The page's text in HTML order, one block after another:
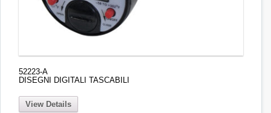
52223-A
DISEGNI DIGITALI TASCABILI
View Details